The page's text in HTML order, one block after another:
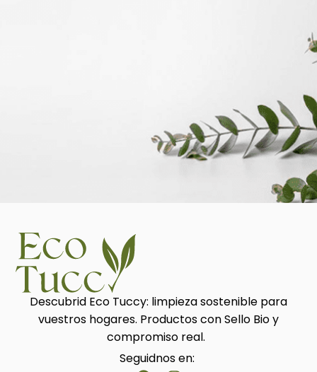
Descubrid Eco Tuccy: limpieza sostenible para
vuestros hogares. Productos con Sello Bio y
compromiso real.
Seguidnos en: